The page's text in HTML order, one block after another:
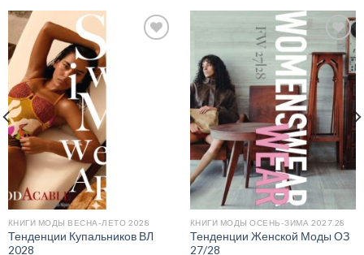
КНИГИ МОДЫ ВЕСНА-ЛЕТО 2028
Тенденции Купальников ВЛ
2028
Add to
wishlist
КНИГИ МОДЫ ОСЕНЬ-ЗИМА 2027.28
Тенденции Женской Моды ОЗ
27/28